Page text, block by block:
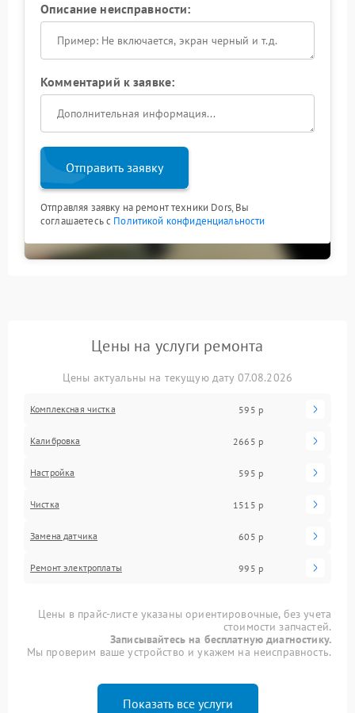
Описание неисправности:
Комментарий к заявке:
Отправить заявку
Отправляя заявку на ремонт техники Dors, Вы
соглашаетесь с Политикой конфиденциальности
Цены на услуги ремонта
Цены актуальны на текущую дату 07.08.2026
Комплексная чистка 595 р
Калибровка 2665 р
Настройка 595 р
Чистка 1515 р
Замена датчика 605 р
Ремонт электроплаты 995 р
Цены в прайс-листе указаны ориентировочные, без учета
стоимости запчастей.
Записывайтесь на бесплатную диагностику.
Мы проверим ваше устройство и укажем на неисправность.
Показать все услуги